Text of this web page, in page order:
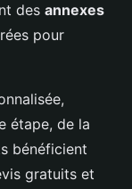
des annexes
pour
étape, de la
bénéficient
gratuits et